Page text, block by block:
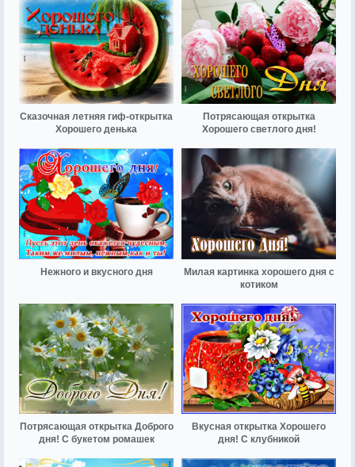
Сказочная летняя гиф-открытка
Хорошего денька
Потрясающая открытка
Хорошего светлого дня!
Нежного и вкусного дня
Милая картинка хорошего дня с
котиком
Потрясающая открытка Доброго
дня! С букетом ромашек
Вкусная открытка Хорошего
дня! С клубникой